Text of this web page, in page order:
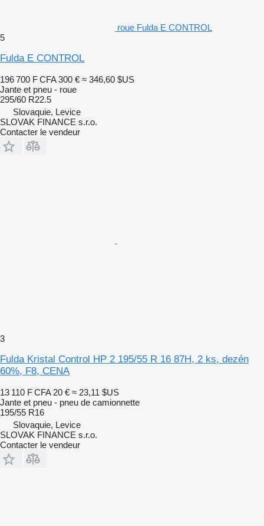
roue Fulda E CONTROL
5
Fulda E CONTROL
196 700 F CFA 300 € ≈ 346,60 $US
Jante et pneu - roue
295/60 R22.5
Slovaquie, Levice
SLOVAK FINANCE s.r.o.
Contacter le vendeur
3
Fulda Kristal Control HP 2 195/55 R 16 87H, 2 ks, dezén
60%, F8, CENA
13 110 F CFA 20 € ≈ 23,11 $US
Jante et pneu - pneu de camionnette
195/55 R16
Slovaquie, Levice
SLOVAK FINANCE s.r.o.
Contacter le vendeur